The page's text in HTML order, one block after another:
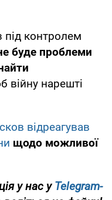
під контролем
буде проблеми
війну нарешті
відреагував
щодо можливої
у нас уTelegram-